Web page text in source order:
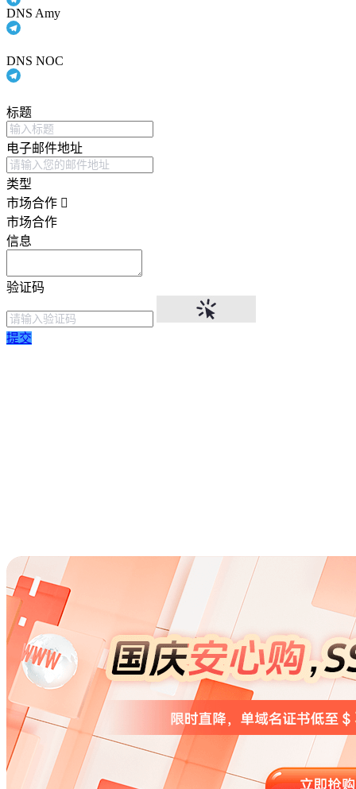
DNS Amy
DNS NOC
标题
电子邮件地址
类型
市场合作
市场合作
信息
验证码
提交